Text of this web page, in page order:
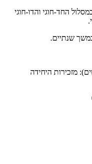
החד-חוגי והדו-חוגי
שנתיים.
מזכירות היחידה